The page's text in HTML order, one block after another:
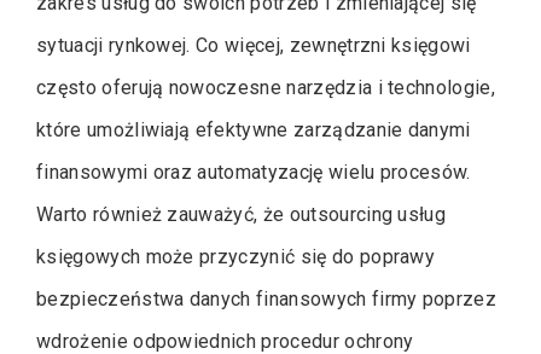
sytuacji rynkowej. Co więcej, zewnętrzni księgowi
często oferują nowoczesne narzędzia i technologie,
które umożliwiają efektywne zarządzanie danymi
finansowymi oraz automatyzację wielu procesów.
Warto również zauważyć, że outsourcing usług
księgowych może przyczynić się do poprawy
bezpieczeństwa danych finansowych firmy poprzez
wdrożenie odpowiednich procedur ochrony